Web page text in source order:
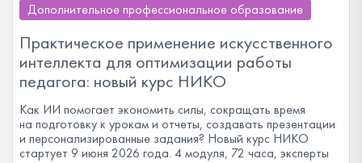
Дополнительное профессиональное образование
Практическое применение искусственного
интеллекта для оптимизации работы
педагога: новый курс НИКО
Как ИИ помогает экономить силы, сокращать время
на подготовку к урокам и отчеты, создавать презентации
и персонализированные задания? Новый курс НИКО
стартует 9 июня 2026 года. 4 модуля, 72 часа, эксперты